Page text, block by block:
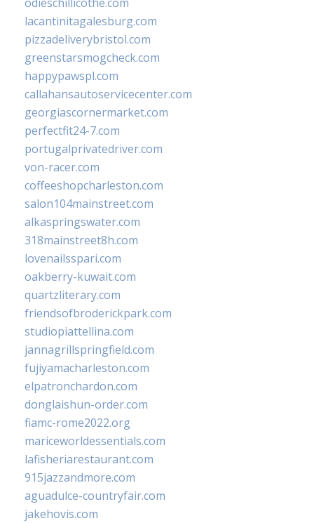
lacantinitagalesburg.com
pizzadeliverybristol.com
greenstarsmogcheck.com
happypawspl.com
callahansautoservicecenter.com
georgiascornermarket.com
perfectfit24-7.com
portugalprivatedriver.com
von-racer.com
coffeeshopcharleston.com
salon104mainstreet.com
alkaspringswater.com
318mainstreet8h.com
lovenailsspari.com
oakberry-kuwait.com
quartzliterary.com
friendsofbroderickpark.com
studiopiattellina.com
jannagrillspringfield.com
fujiyamacharleston.com
elpatronchardon.com
donglaishun-order.com
fiamc-rome2022.org
mariceworldessentials.com
lafisheriarestaurant.com
915jazzandmore.com
aguadulce-countryfair.com
jakehovis.com